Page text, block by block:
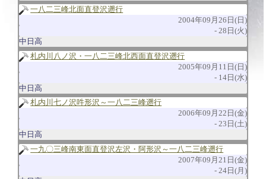
一八二三峰北面直登沢遡行
2004年09月26日(日)
28日(火)
中日高
札内川八ノ沢・一八二三峰北西面直登沢遡行
2005年09月11日(日)
14日(水)
中日高
札内川七ノ沢吽形沢～一八二三峰遡行
2006年09月22日(金)
23日(土)
中日高
一九〇三峰南東面直登沢左沢・阿形沢～一八二三峰遡行
2007年09月21日(金)
24日(月)